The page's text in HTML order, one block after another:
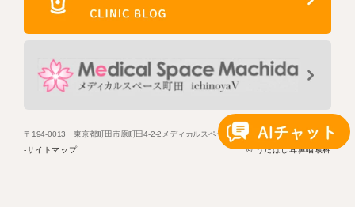
〒194-0013 東京都町田市原町田4-2-2メディカルスペース町田2階
-サイトマップ
© うたはし耳鼻咽喉科